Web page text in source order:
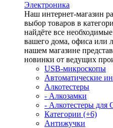
Электроника
Наш интернет-магазин
выбор товаров в
найдёте все
вашего дома, офиса или
нашем магазине
новинки от ведущих
USB-микроскопы
Автоматические
Алкотестеры
- Алкозамки
- Алкотестеры
Категории (+6)
Антижучки